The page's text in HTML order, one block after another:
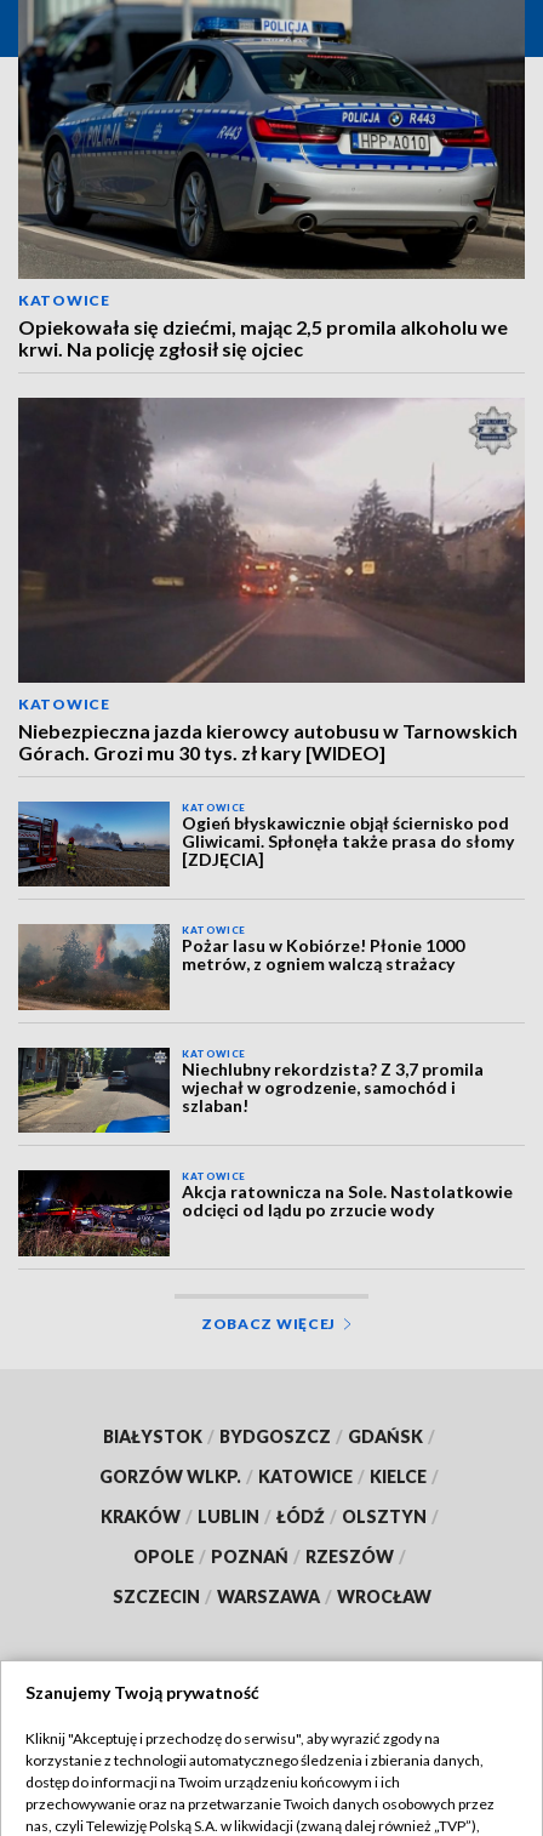
KATOWICE
Opiekowała się dziećmi, mając 2,5 promila alkoholu we
krwi. Na policję zgłosił się ojciec
KATOWICE
Niebezpieczna jazda kierowcy autobusu w Tarnowskich
Górach. Grozi mu 30 tys. zł kary [WIDEO]
KATOWICE
Ogień błyskawicznie objął ściernisko pod
Gliwicami. Spłonęła także prasa do słomy
[ZDJĘCIA]
KATOWICE
Pożar lasu w Kobiórze! Płonie 1000
metrów, z ogniem walczą strażacy
KATOWICE
Niechlubny rekordzista? Z 3,7 promila
wjechał w ogrodzenie, samochód i
szlaban!
KATOWICE
Akcja ratownicza na Sole. Nastolatkowie
odcięci od lądu po zrzucie wody
ZOBACZ WIĘCEJ
BIAŁYSTOK / BYDGOSZCZ / GDAŃSK /
GORZÓW WLKP. / KATOWICE / KIELCE /
KRAKÓW / LUBLIN / ŁÓDŹ / OLSZTYN /
OPOLE / POZNAŃ / RZESZÓW /
SZCZECIN / WARSZAWA / WROCŁAW
TVP
Abonament TVP
Regulamin TVP
Szanujemy Twoją prywatność
Kliknij "Akceptuję i przechodzę do serwisu", aby wyrazić zgody na
korzystanie z technologii automatycznego śledzenia i zbierania danych,
dostęp do informacji na Twoim urządzeniu końcowym i ich
przechowywanie oraz na przetwarzanie Twoich danych osobowych przez
nas, czyli Telewizję Polską S.A. w likwidacji (zwaną dalej również „TVP”),